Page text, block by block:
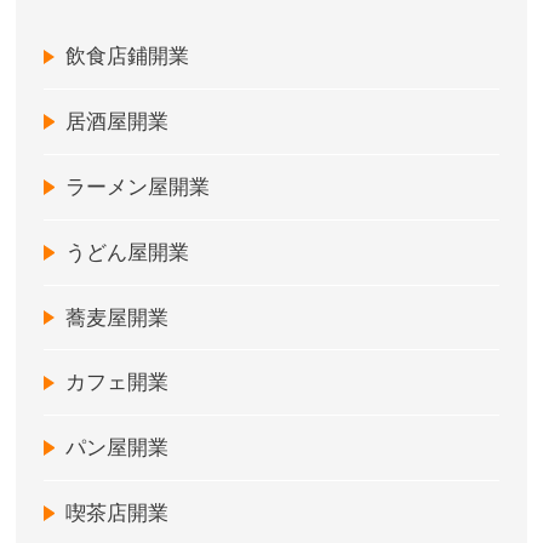
飲食店鋪開業
居酒屋開業
ラーメン屋開業
うどん屋開業
蕎麦屋開業
カフェ開業
パン屋開業
喫茶店開業